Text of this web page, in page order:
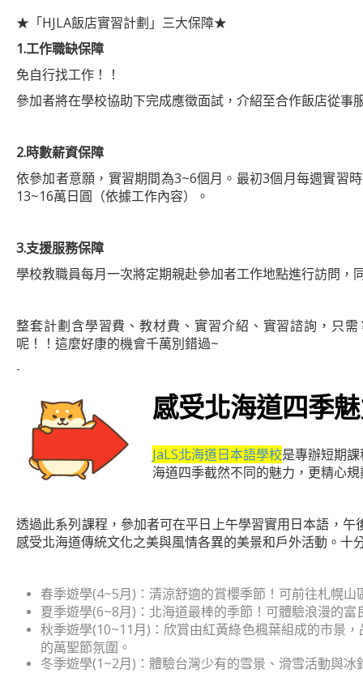
★「HJLA飯店實習計劃」三大保障★
1.工作職缺保障
免自行找工作！！
參加者將在學校協助下完成應徵面試，介紹至合作飯店從
2.時數薪資保障
依參加者意願，實習期間為3~6個月。最初3個月每週實習
13~16萬日圓（依據工作內容）。
3.支援服務保障
學校教職員每月一次將定期親赴參加者工作地點進行訪問，
整套計劃含學習費、教材費、實習介紹、實習諮詢，只
呢！！這麼好康的機會千萬別錯過~
-
感受北海道四季
JaLS北海道日本語學校是專辦短期
海道四季截然不同的魅力，更精心
透過此系列課程，參加者可在平日上午學習實用日本語，
感受北海道傳統文化之美與風情各異的美景和戶外活動。
春季遊學(4~5月)：清涼舒適的賞櫻季節！可前往札幌
夏季遊學(6~8月)：北海道最棒的季節！可體驗浪漫的
秋季遊學(10~11月)：欣賞由紅黃綠色楓葉組成的市景
的萬聖節氛圍。
冬季遊學(1~2月)：體驗台灣少有的雪景、滑雪活動與